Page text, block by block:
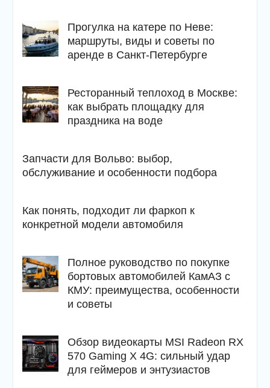
Прогулка на катере по Неве:
маршруты, виды и советы по
аренде в Санкт-Петербурге
Ресторанный теплоход в Москве:
как выбрать площадку для
праздника на воде
Запчасти для Вольво: выбор,
обслуживание и особенности подбора
Как понять, подходит ли фаркоп к
конкретной модели автомобиля
Полное руководство по покупке
бортовых автомобилей КамАЗ с
КМУ: преимущества, особенности
и советы
Обзор видеокарты MSI Radeon RX
570 Gaming X 4G: сильный удар
для геймеров и энтузиастов